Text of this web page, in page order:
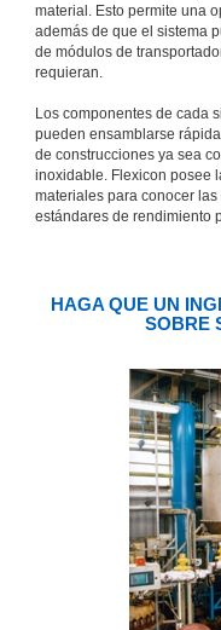
material. Esto permite una
además de que el sistema
de módulos de
requieran.
Los componentes de cada
pueden ensamblarse
de construcciones ya sea
inoxidable. Flexicon posee
materiales para conocer
estándares de rendimiento
HAGA QUE UN
SOBRE